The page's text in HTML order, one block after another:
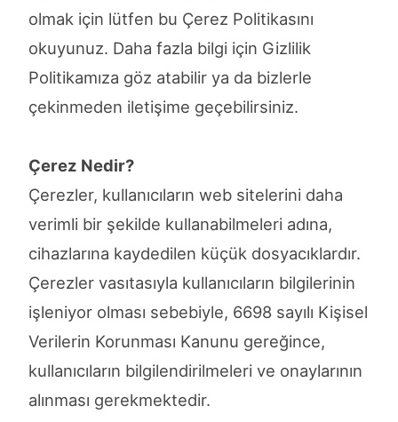
olmak için lütfen bu Çerez Politikasını
okuyunuz. Daha fazla bilgi için Gizlilik
Politikamıza göz atabilir ya da bizlerle
çekinmeden iletişime geçebilirsiniz.
Çerez Nedir?
Çerezler, kullanıcıların web sitelerini daha
verimli bir şekilde kullanabilmeleri adına,
cihazlarına kaydedilen küçük dosyacıklardır.
Çerezler vasıtasıyla kullanıcıların bilgilerinin
işleniyor olması sebebiyle, 6698 sayılı Kişisel
Verilerin Korunması Kanunu gereğince,
kullanıcıların bilgilendirilmeleri ve onaylarının
alınması gerekmektedir.